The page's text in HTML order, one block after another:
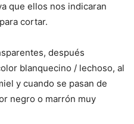
que ellos nos indicaran
cortar.
después
blanquecino / lechoso, al
y cuando se pasan de
negro o marrón muy